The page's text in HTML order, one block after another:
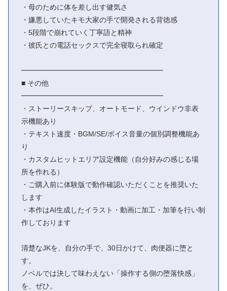
・母のために体を差し出す健気さ
・嫌悪していたキモ大家の手で開発される背徳感
・5段階で崩れていく丁寧語と精神
・彼氏との電話セックスで完全寝取られ確定
━━━━━━━━━━━━━━━━━━━━
■ その他
━━━━━━━━━━━━━━━━━━━━
・ストーリースキップ、オートモード、ウインドウ非表
示機能あり
・テキスト速度・BGM/SE/ボイス音量の個別調整機能あ
り
・カスタムヒットエリア設定機能（自分好みの感じる場
所を作れる）
・ご購入前に体験版で動作確認いただくことを推奨いた
します
・本作はAI生成したイラスト・動画に加工・加筆を行い制
作しております
清楚なJKを、自分の手で、30日かけて、肉便器に堕と
す。
ノベルでは決して味わえない「操作する側の堕落快感」
を、ぜひ。